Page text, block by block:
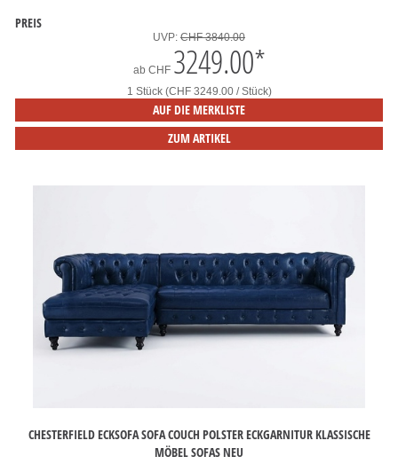
PREIS
UVP: CHF 3840.00
ab CHF 3249.00*
1 Stück (CHF 3249.00 / Stück)
AUF DIE MERKLISTE
ZUM ARTIKEL
CHESTERFIELD ECKSOFA SOFA COUCH POLSTER ECKGARNITUR KLASSISCHE
MÖBEL SOFAS NEU